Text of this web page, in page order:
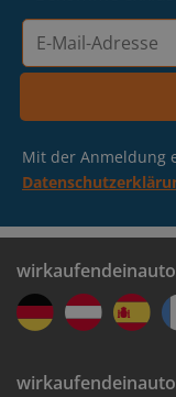
Mit der Anmeldung